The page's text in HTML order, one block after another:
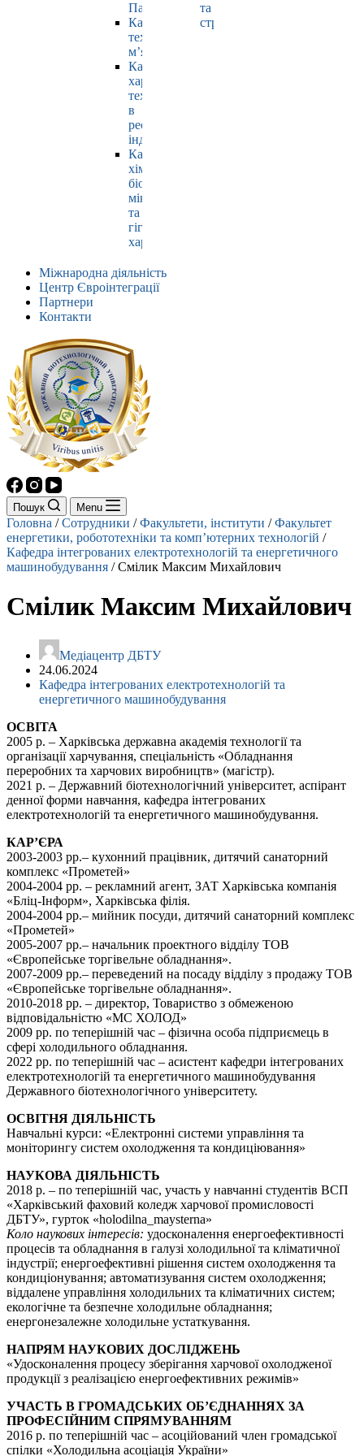
Павлюк
Кафедра
технології
м’яса
Кафедра
харчових
технологій
в
ресторанній
індустрії
Кафедра
хімії,
біохімії,
мікробіології
та
гігієни
харчування
та
страхування
Міжнародна діяльність
Центр Євроінтеграції
Партнери
Контакти
Пошук Menu
Головна /Сотрудники /Факультети, інститути /Факультет
енергетики, робототехніки та комп’ютерних технологій /
Кафедра інтегрованих електротехнологій та енергетичного
машинобудування /Смілик Максим Михайлович
Смілик Максим Михайлович
Mедіацентр ДБТУ
24.06.2024
Кафедра інтегрованих електротехнологій та
енергетичного машинобудування
ОСВІТА
2005 р. – Харківська державна академія технології та
організації харчування, спеціальність «Обладнання
переробних та харчових виробництв» (магістр).
2021 р. – Державний біотехнологічний університет, аспірант
денної форми навчання, кафедра інтегрованих
електротехнологій та енергетичного машинобудування.
КАР’ЄРА
2003-2003 рр.– кухонний працівник, дитячий санаторний
комплекс «Прометей»
2004-2004 рр. – рекламний агент, ЗАТ Харківська компанія
«Бліц-Інформ», Харківська філія.
2004-2004 рр.– мийник посуди, дитячий санаторний комплекс
«Прометей»
2005-2007 рр.– начальник проектного відділу ТОВ
«Європейське торгівельне обладнання».
2007-2009 рр.– переведений на посаду відділу з продажу ТОВ
«Європейське торгівельне обладнання».
2010-2018 рр. – директор, Товариство з обмеженою
відповідальністю «МС ХОЛОД»
2009 рр. по теперішній час – фізична особа підприємець в
сфері холодильного обладнання.
2022 рр. по теперішній час – асистент кафедри інтегрованих
електротехнологій та енергетичного машинобудування
Державного біотехнологічного університету.
ОСВІТНЯ ДІЯЛЬНІСТЬ
Навчальні курси: «Електронні системи управління та
моніторингу систем охолодження та кондиціювання»
НАУКОВА ДІЯЛЬНІСТЬ
2018 р. – по теперішній час, участь у навчанні студентів ВСП
«Харківський фаховий коледж харчової промисловості
ДБТУ», гурток «holodilna_maysterna»
Коло наукових інтересів: удосконалення енергоефективності
процесів та обладнання в галузі холодильної та кліматичної
індустрії; енергоефективні рішення систем охолодження та
кондиціонування; автоматизування систем охолодження;
віддалене управління холодильних та кліматичних систем;
екологічне та безпечне холодильне обладнання;
енергонезалежне холодильне устаткування.
НАПРЯМ НАУКОВИХ ДОСЛІДЖЕНЬ
«Удосконалення процесу зберігання харчової охолодженої
продукції з реалізацією енергоефективних режимів»
УЧАСТЬ В ГРОМАДСЬКИХ ОБ’ЄДНАННЯХ ЗА
ПРОФЕСІЙНИМ СПРЯМУВАННЯМ
2016 р. по теперішній час – асоційований член громадської
спілки «Холодильна асоціація України»